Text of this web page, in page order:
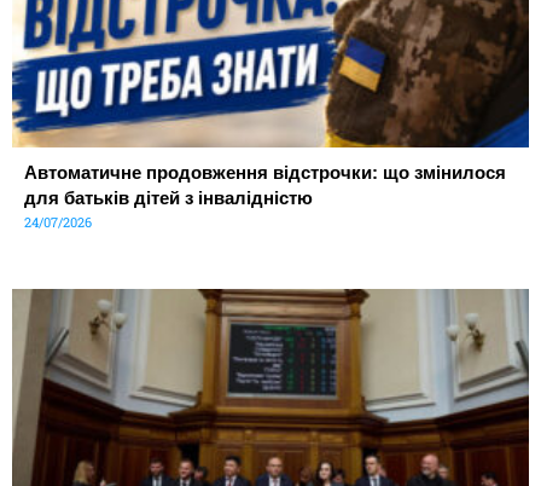
Автоматичне продовження відстрочки: що змінилося
для батьків дітей з інвалідністю
24/07/2026